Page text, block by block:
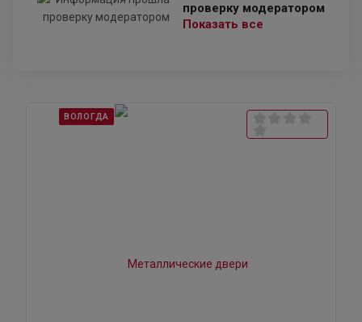
проверку модератором
Показать все
ВОЛОГДА